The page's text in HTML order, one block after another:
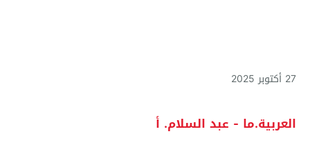
27 أكتوبر 2025
العربية.ما - عبد السلام. أ